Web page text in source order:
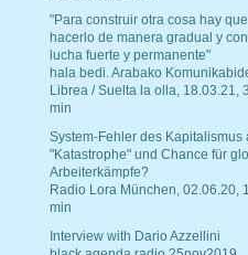
"Para construir otra cosa hay que
hacerlo de manera gradual y
lucha fuerte y permanente"
hala bedi. Arabako
Librea / Suelta la olla, 18.03.21,
min
System-Fehler des Kapitalismus
"Katastrophe" und Chance für
Arbeiterkämpfe?
Radio Lora München, 02.06.20,
min
Interview with Dario Azzellini